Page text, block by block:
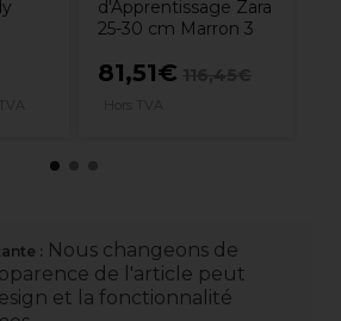
d'Apprentissage Zara
25-30 cm Marron 3
81,51€
: Nous changeons de
de l'article peut
et la fonctionnalité